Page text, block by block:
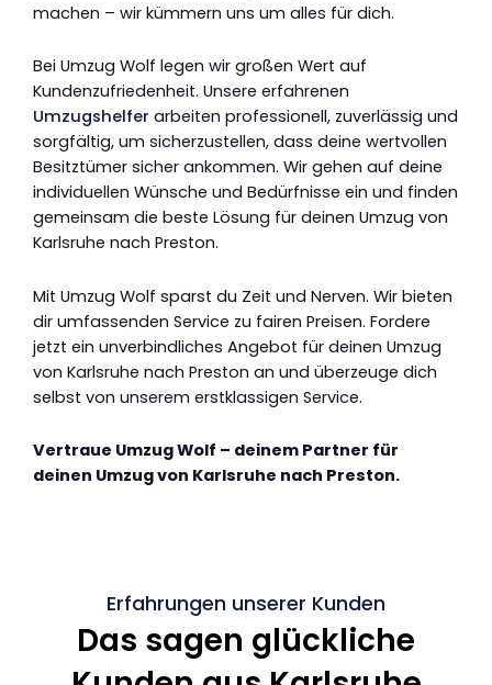
machen – wir kümmern uns um alles für dich.
Bei Umzug Wolf legen wir großen Wert auf
Kundenzufriedenheit. Unsere erfahrenen
Umzugshelfer arbeiten professionell, zuverlässig und
sorgfältig, um sicherzustellen, dass deine wertvollen
Besitztümer sicher ankommen. Wir gehen auf deine
individuellen Wünsche und Bedürfnisse ein und finden
gemeinsam die beste Lösung für deinen Umzug von
Karlsruhe nach Preston.
Mit Umzug Wolf sparst du Zeit und Nerven. Wir bieten
dir umfassenden Service zu fairen Preisen. Fordere
jetzt ein unverbindliches Angebot für deinen Umzug
von Karlsruhe nach Preston an und überzeuge dich
selbst von unserem erstklassigen Service.
Vertraue Umzug Wolf – deinem Partner für
deinen Umzug von Karlsruhe nach Preston.
Erfahrungen unserer Kunden
Das sagen glückliche